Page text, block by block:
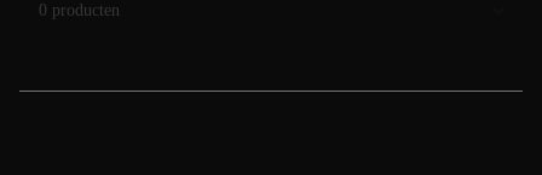
0 producten